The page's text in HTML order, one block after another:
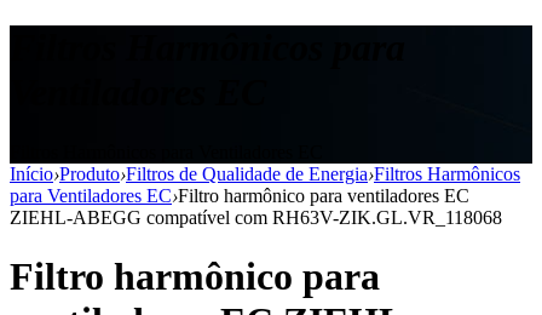
Início›Produto›Filtros de Qualidade de Energia›Filtros Harmônicos
para Ventiladores EC›Filtro harmônico para ventiladores EC
ZIEHL-ABEGG compatível com RH63V-ZIK.GL.VR_118068
Filtro harmônico para